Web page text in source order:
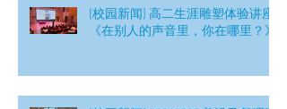
[校园新闻] 高二生涯雕塑体验讲座
《在别人的声音里，你在哪里？》